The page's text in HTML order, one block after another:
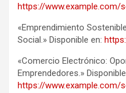
https://www.example.com/
«Emprendimiento
Social.» Disponible en:
«Comercio Electrónico:
Emprendedores.»
https://www.example.com/